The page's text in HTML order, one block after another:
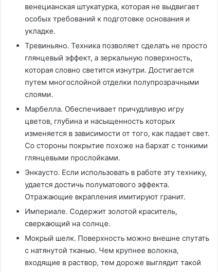
венецианская штукатурка, которая не выдвигает
особых требований к подготовке основания и
укладке.
Тревиньяно. Техника позволяет сделать не просто
глянцевый эффект, а зеркальную поверхность,
которая словно светится изнутри. Достигается
путем многослойной отделки полупрозрачными
слоями.
Марбелла. Обеспечивает причудливую игру
цветов, глубина и насыщенность которых
изменяется в зависимости от того, как падает свет.
Со стороны покрытие похоже на бархат с тонкими
глянцевыми прослойками.
Энкаусто. Если использовать в работе эту технику,
удается достичь полуматового эффекта.
Отражающие вкрапления имитируют гранит.
Империале. Содержит золотой краситель,
сверкающий на солнце.
Мокрый шелк. Поверхность можно внешне спутать
с натянутой тканью. Чем крупнее волокна,
входящие в раствор, тем дороже выглядит такой